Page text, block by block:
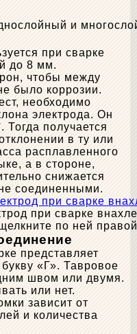
и
при сварке
до 8 мм.
чтобы между
было коррозии.
необходимо
электрода. Он
Тогда получается
в ту или
расплавленного
а в стороне,
снижается
соединенными.
при сварке
по ней
представляет
«Г». Тавровое
швом или двумя.
или нет.
зависит от
и количества